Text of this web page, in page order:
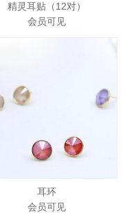
精灵耳贴（12对）
会员可见
耳环
会员可见